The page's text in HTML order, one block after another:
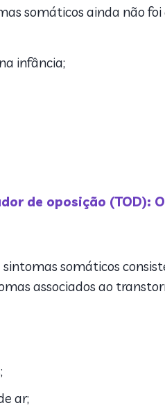
somáticos ainda não
infância;
de oposição (TOD):
somáticos
associados ao
ar;